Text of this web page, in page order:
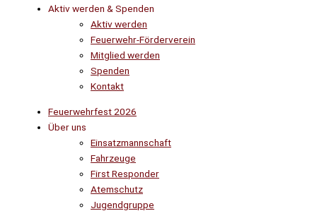
Aktiv werden & Spenden
Aktiv werden
Feuerwehr-Förderverein
Mitglied werden
Spenden
Kontakt
Feuerwehrfest 2026
Über uns
Einsatzmannschaft
Fahrzeuge
First Responder
Atemschutz
Jugendgruppe